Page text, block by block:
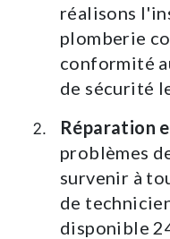
réalisons
plomberie
conformité
de sécurité
Réparation
problèmes
survenir à
de
disponible